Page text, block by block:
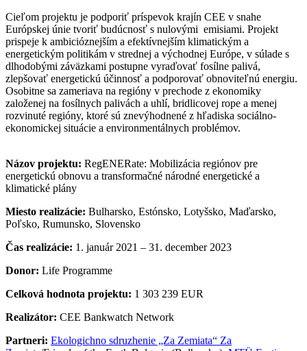
Cieľom projektu je podporiť príspevok krajín CEE v snahe
Európskej únie tvoriť budúcnosť s nulovými emisiami. Projekt
prispeje k ambicióznejším a efektívnejším klimatickým a
energetickým politikám v strednej a východnej Európe, v súlade s
dlhodobými záväzkami postupne vyraďovať fosílne palivá,
zlepšovať energetickú účinnosť a podporovať obnoviteľnú energiu.
Osobitne sa zameriava na regióny v prechode z ekonomiky
založenej na fosílnych palivách a uhlí, bridlicovej rope a menej
rozvinuté regióny, ktoré sú znevýhodnené z hľadiska sociálno-
ekonomickej situácie a environmentálnych problémov.
Názov projektu: RegENERate: Mobilizácia regiónov pre
energetickú obnovu a transformačné národné energetické a
klimatické plány
Miesto realizácie: Bulharsko, Estónsko, Lotyšsko, Maďarsko,
Poľsko, Rumunsko, Slovensko
Čas realizácie: 1. január 2021 – 31. december 2023
Donor: Life Programme
Celková hodnota projektu: 1 303 239 EUR
Realizátor: CEE Bankwatch Network
Partneri: Ekologichno sdruzhenie „Za Zemiata“ Za